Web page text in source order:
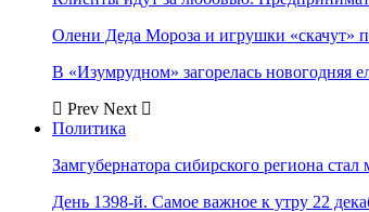
Олени Деда Мороза и игрушки «скачут»
В «Изумрудном» загорелась новогодняя
Prev Next
Политика
Замгубернатора сибирского региона стал
День 1398-й. Самое важное к утру 22